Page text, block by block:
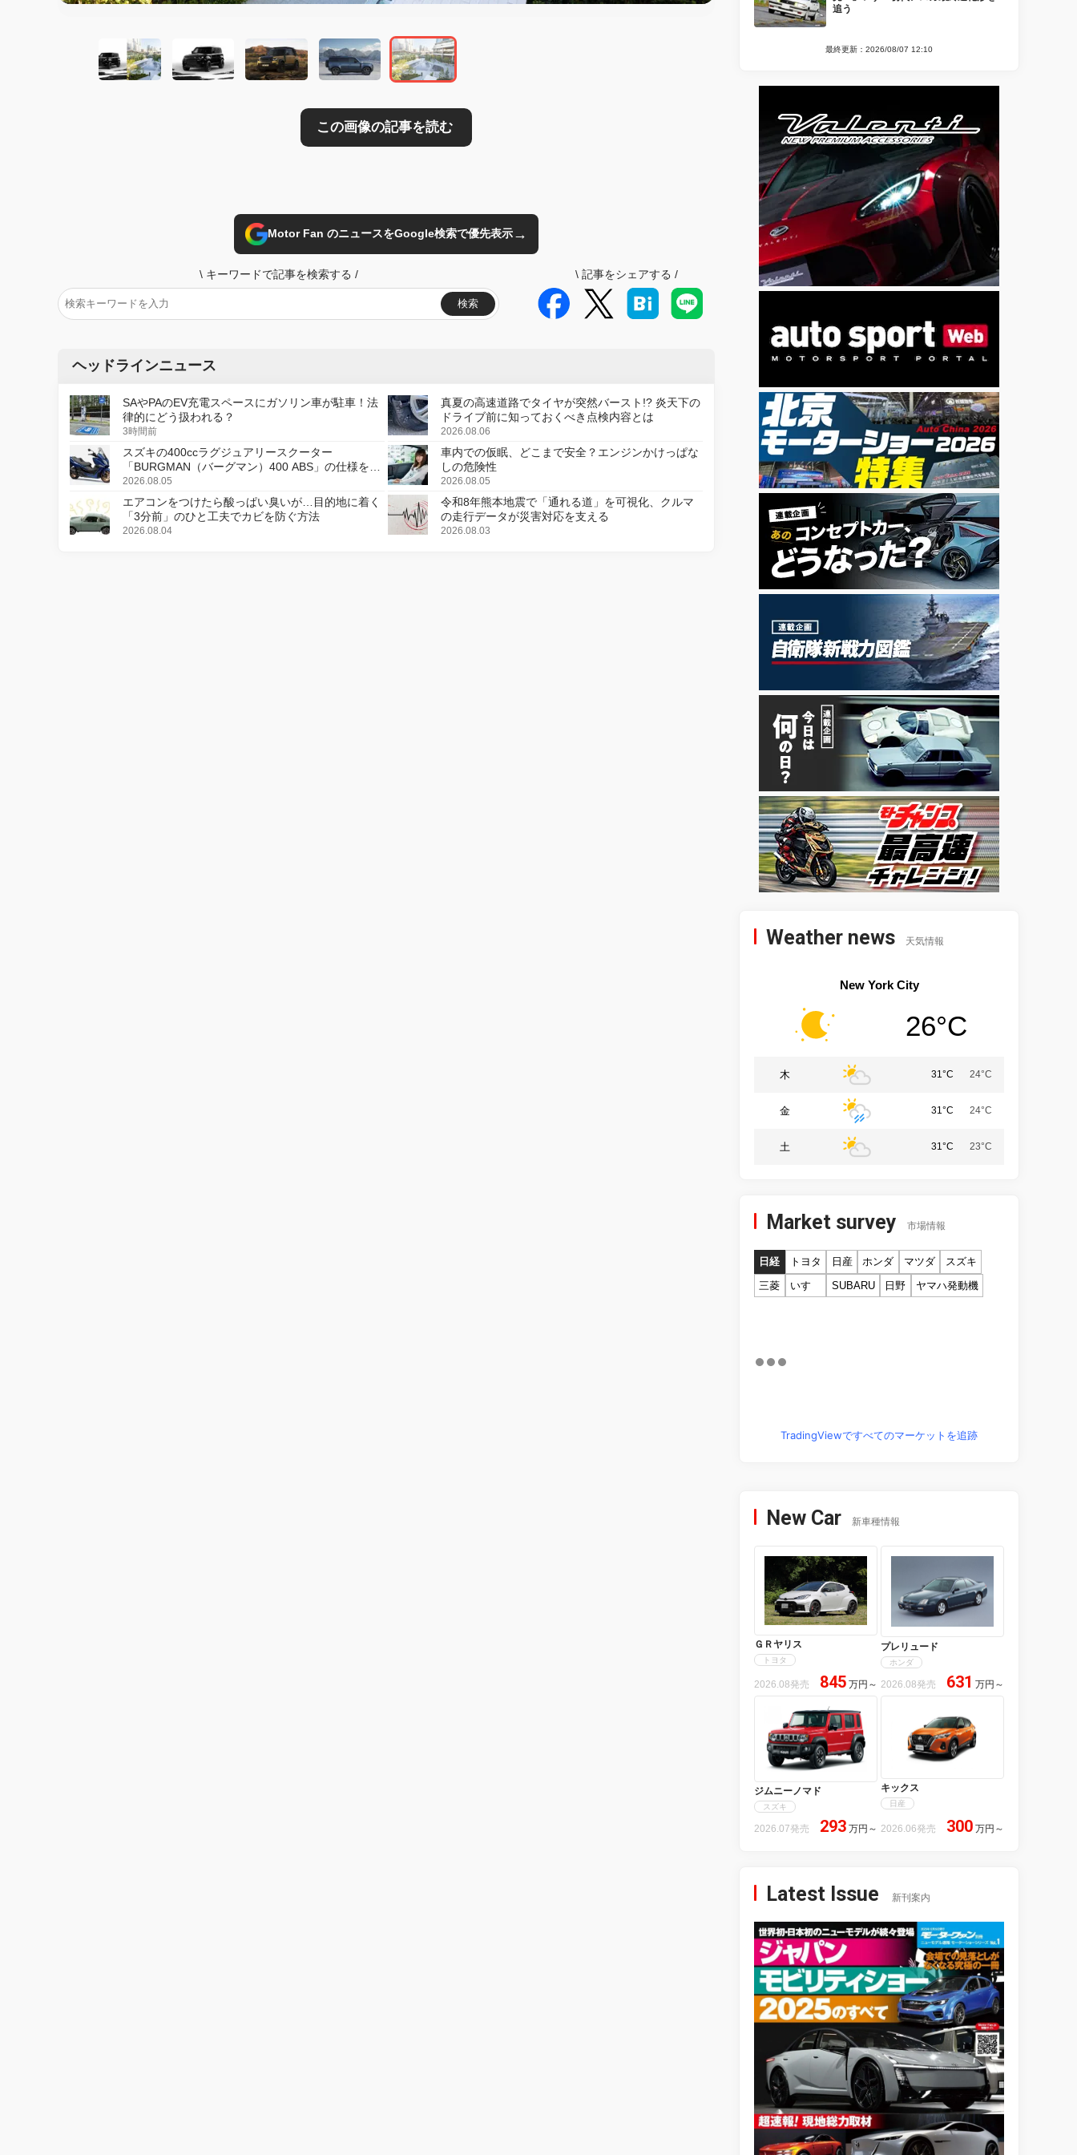
Motor Fan のニュースをGoogle検索で優先表示→
\ キーワードで記事を検索する /
検索
\ 記事をシェアする /
ヘッドラインニュース
SAやPAのEV充電スペースにガソリン車が駐車！法
律的にどう扱われる？
3時間前
真夏の高速道路でタイヤが突然バースト!? 炎天下の
ドライブ前に知っておくべき点検内容とは
2026.08.06
スズキの400ccラグジュアリースクーター
「BURGMAN（バーグマン）400 ABS」の仕様を変
更し、8月18日に発売
2026.08.05
車内での仮眠、どこまで安全？エンジンかけっぱな
しの危険性
2026.08.05
エアコンをつけたら酸っぱい臭いが…目的地に着く
「3分前」のひと工夫でカビを防ぐ方法
2026.08.04
令和8年熊本地震で「通れる道」を可視化、クルマ
の走行データが災害対応を支える
2026.08.03
追う
最終更新：2026/08/07 12:10
Weather news 天気情報
New York City
26°C
木 31°C 24°C
金 31°C 24°C
土 31°C 23°C
Market survey 市場情報
日経 トヨタ 日産 ホンダ マツダ
スズキ
三菱
いすゞ SUBARU 日野 ヤマハ発動機
TradingViewですべてのマーケットを追跡
New Car 新車種情報
ＧＲヤリス
トヨタ
2026.08発売 845 万円 ～
プレリュード
ホンダ
2026.08発売 631 万円 ～
ジムニーノマド
スズキ
2026.07発売 293 万円 ～
キックス
日産
2026.06発売 300 万円 ～
Latest Issue 新刊案内